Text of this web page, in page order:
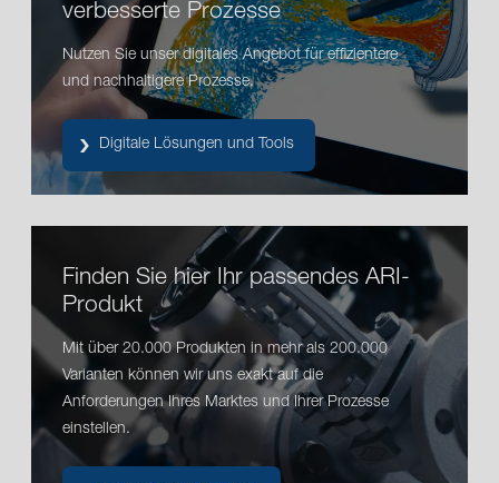
verbesserte Prozesse
Nutzen Sie unser digitales Angebot für effizientere
und nachhaltigere Prozesse.
Digitale Lösungen und Tools
Finden Sie hier Ihr passendes ARI-
Produkt
Mit über 20.000 Produkten in mehr als 200.000
Varianten können wir uns exakt auf die
Anforderungen Ihres Marktes und Ihrer Prozesse
einstellen.